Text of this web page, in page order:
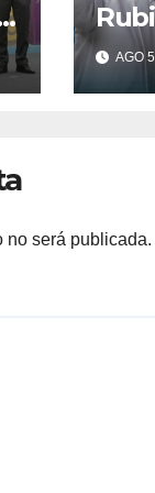
deAGO
no será publicada.